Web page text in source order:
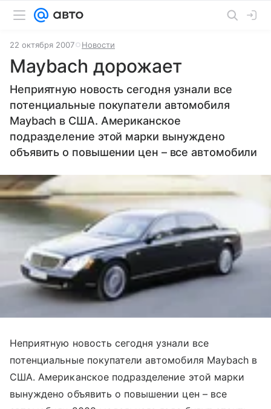
22 октября 2007 Новости
Maybach дорожает
Неприятную новость сегодня узнали все
потенциальные покупатели автомобиля
Maybach в США. Американское
подразделение этой марки вынуждено
объявить о повышении цен – все автомобили
Неприятную новость сегодня узнали все
потенциальные покупатели автомобиля Maybach в
США. Американское подразделение этой марки
вынуждено объявить о повышении цен – все